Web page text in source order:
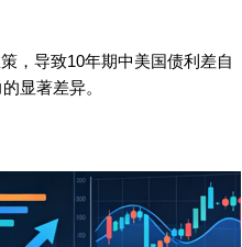
，导致10年期中美国债利差自
显著差异。